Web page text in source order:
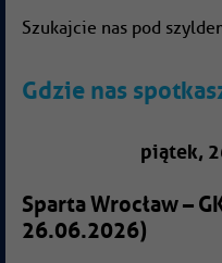
Szukajcie nas pod
Gdzie nas
piątek,
Sparta Wrocław –
26.06.2026)